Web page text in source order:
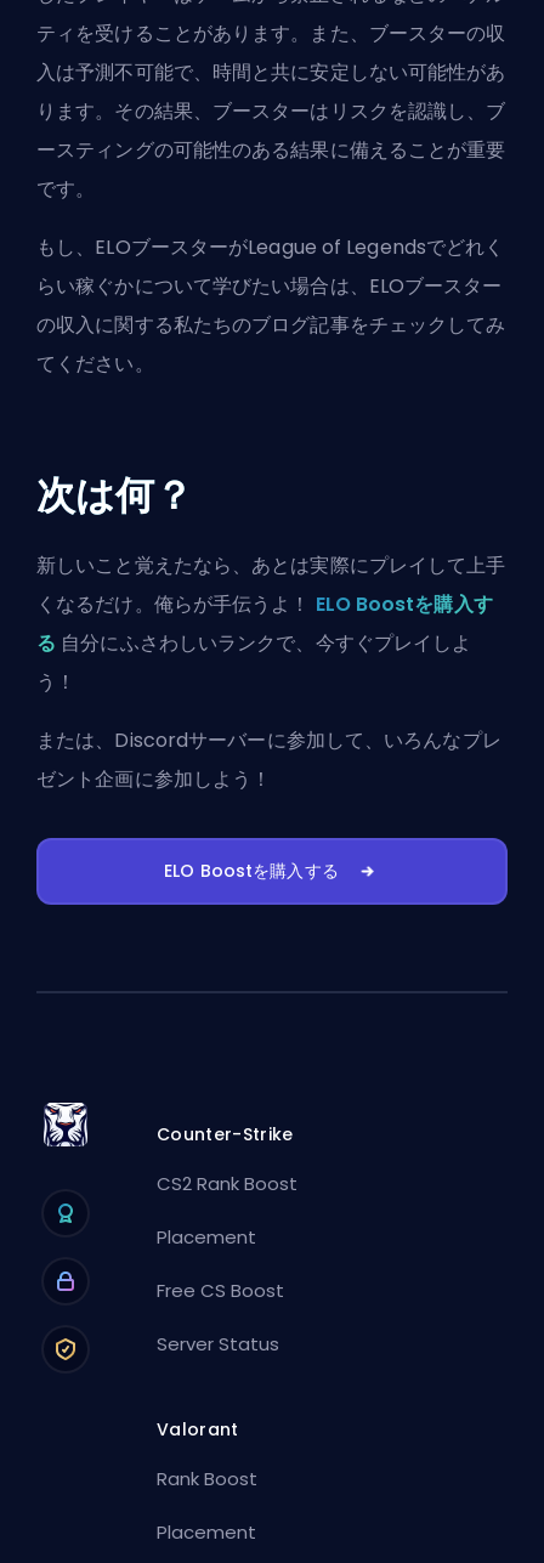
ティを受けることがあります。また、ブースターの収
入は予測不可能で、時間と共に安定しない可能性があ
ります。その結果、ブースターはリスクを認識し、ブ
ースティングの可能性のある結果に備えることが重要
です。
もし、ELOブースターがLeague of Legendsでどれく
らい稼ぐかについて学びたい場合は、 ELOブースター
の収入に関する私たちのブログ記事をチェックしてみ
てください。
次は何？
新しいこと覚えたなら、あとは実際にプレイして上手
くなるだけ。俺らが手伝うよ！ ELO Boostを購入す
る 自分にふさわしいランクで、今すぐプレイしよ
う！
または、 Discordサーバーに参加して、いろんなプレ
ゼント企画に参加しよう！
ELO Boostを購入する
Counter-Strike
CS2 Rank Boost
Placement
Free CS Boost
Server Status
Valorant
Rank Boost
Placement